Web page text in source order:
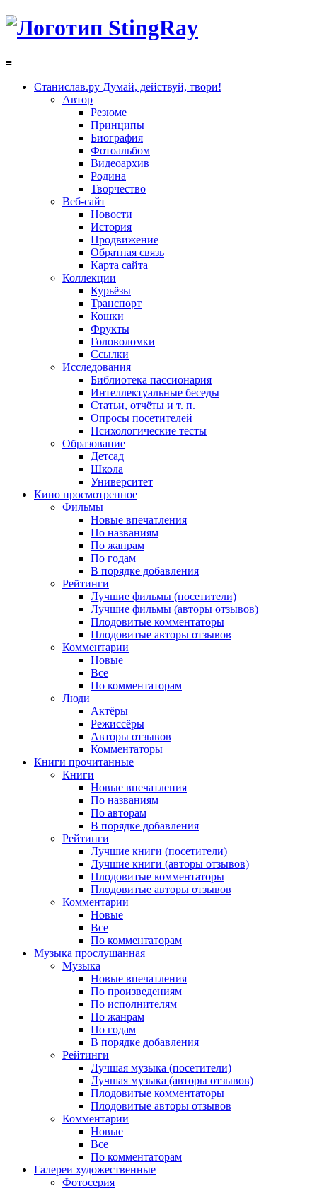
≡
Станислав.ру Думай, действуй, твори!
Автор
Резюме
Принципы
Биография
Фотоальбом
Видеоархив
Родина
Творчество
Веб-сайт
Новости
История
Продвижение
Обратная связь
Карта сайта
Коллекции
Курьёзы
Транспорт
Кошки
Фрукты
Головоломки
Ссылки
Исследования
Библиотека пассионария
Интеллектуальные беседы
Статьи, отчёты и т. п.
Опросы посетителей
Психологические тесты
Образование
Детсад
Школа
Университет
Кино просмотренное
Фильмы
Новые впечатления
По названиям
По жанрам
По годам
В порядке добавления
Рейтинги
Лучшие фильмы (посетители)
Лучшие фильмы (авторы отзывов)
Плодовитые комментаторы
Плодовитые авторы отзывов
Комментарии
Новые
Все
По комментаторам
Люди
Актёры
Режиссёры
Авторы отзывов
Комментаторы
Книги прочитанные
Книги
Новые впечатления
По названиям
По авторам
В порядке добавления
Рейтинги
Лучшие книги (посетители)
Лучшие книги (авторы отзывов)
Плодовитые комментаторы
Плодовитые авторы отзывов
Комментарии
Новые
Все
По комментаторам
Музыка прослушанная
Музыка
Новые впечатления
По произведениям
По исполнителям
По жанрам
По годам
В порядке добавления
Рейтинги
Лучшая музыка (посетители)
Лучшая музыка (авторы отзывов)
Плодовитые комментаторы
Плодовитые авторы отзывов
Комментарии
Новые
Все
По комментаторам
Галереи художественные
Фотосерия